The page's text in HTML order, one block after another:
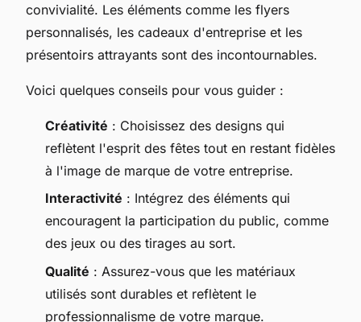
convivialité. Les éléments comme les flyers
personnalisés, les cadeaux d'entreprise et les
présentoirs attrayants sont des incontournables.
Voici quelques conseils pour vous guider :
Créativité : Choisissez des designs qui
reflètent l'esprit des fêtes tout en restant fidèles
à l'image de marque de votre entreprise.
Interactivité : Intégrez des éléments qui
encouragent la participation du public, comme
des jeux ou des tirages au sort.
Qualité : Assurez-vous que les matériaux
utilisés sont durables et reflètent le
professionnalisme de votre marque.